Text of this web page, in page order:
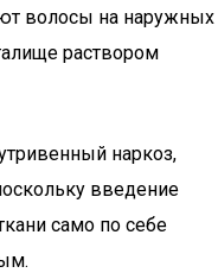
волосы на наружных
раствором
наркоз,
введение
само по себе